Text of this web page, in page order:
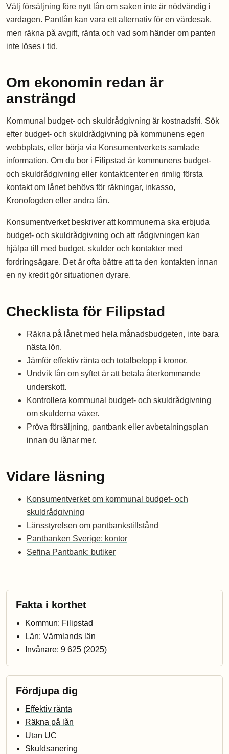
Välj försäljning före nytt lån om saken inte är nödvändig i
vardagen. Pantlån kan vara ett alternativ för en värdesak,
men räkna på avgift, ränta och vad som händer om panten
inte löses i tid.
Om ekonomin redan är
ansträngd
Kommunal budget- och skuldrådgivning är kostnadsfri. Sök
efter budget- och skuldrådgivning på kommunens egen
webbplats, eller börja via Konsumentverkets samlade
information. Om du bor i Filipstad är kommunens budget-
och skuldrådgivning eller kontaktcenter en rimlig första
kontakt om lånet behövs för räkningar, inkasso,
Kronofogden eller andra lån.
Konsumentverket beskriver att kommunerna ska erbjuda
budget- och skuldrådgivning och att rådgivningen kan
hjälpa till med budget, skulder och kontakter med
fordringsägare. Det är ofta bättre att ta den kontakten innan
en ny kredit gör situationen dyrare.
Checklista för Filipstad
Räkna på lånet med hela månadsbudgeten, inte bara
nästa lön.
Jämför effektiv ränta och totalbelopp i kronor.
Undvik lån om syftet är att betala återkommande
underskott.
Kontrollera kommunal budget- och skuldrådgivning
om skulderna växer.
Pröva försäljning, pantbank eller avbetalningsplan
innan du lånar mer.
Vidare läsning
Konsumentverket om kommunal budget- och
skuldrådgivning
Länsstyrelsen om pantbankstillstånd
Pantbanken Sverige: kontor
Sefina Pantbank: butiker
Fakta i korthet
Kommun: Filipstad
Län: Värmlands län
Invånare: 9 625 (2025)
Fördjupa dig
Effektiv ränta
Räkna på lån
Utan UC
Skuldsanering